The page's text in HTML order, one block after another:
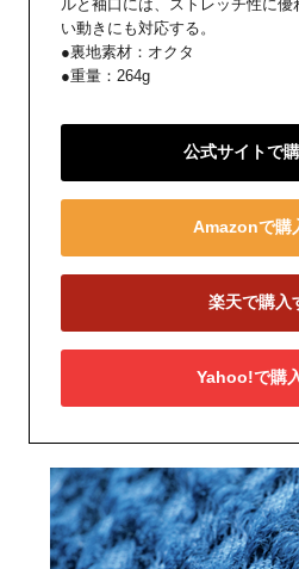
ルと袖口には、ストレッチ性に優
い動きにも対応する。
●裏地素材：オクタ
●重量：264g
公式サイトで
Amazonで購
楽天で購入
Yahoo!で購